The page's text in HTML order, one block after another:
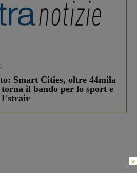
Smart Cities, oltre 44mila
il bando per lo sport e
Estrair
×